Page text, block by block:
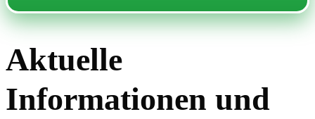
Aktuelle
Informationen und